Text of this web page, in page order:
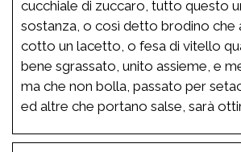
cucchiale di zuccaro, tutto questo
sostanza, o così detto brodino che
cotto un lacetto, o fesa di vitello
bene sgrassato, unito assieme, e
ma che non bolla, passato per
ed altre che portano salse, sarà